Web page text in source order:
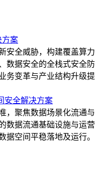
方案
安全威胁，构建覆盖算力
数据安全的全栈式安全防
务变革与产业结构升级提
安全解决方案
，聚焦数据场景化流通与
数据流通基础设施与运营
据空间平稳落地及运行。